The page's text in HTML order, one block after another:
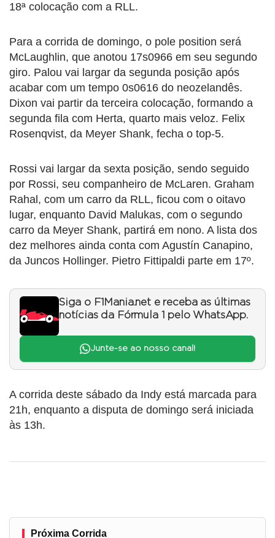
18ª colocação com a RLL.
Para a corrida de domingo, o pole position será
McLaughlin, que anotou 17s0966 em seu segundo
giro. Palou vai largar da segunda posição após
acabar com um tempo 0s0616 do neozelandês.
Dixon vai partir da terceira colocação, formando a
segunda fila com Herta, quarto mais veloz. Felix
Rosenqvist, da Meyer Shank, fecha o top-5.
Rossi vai largar da sexta posição, sendo seguido
por Rossi, seu companheiro de McLaren. Graham
Rahal, com um carro da RLL, ficou com o oitavo
lugar, enquanto David Malukas, com o segundo
carro da Meyer Shank, partirá em nono. A lista dos
dez melhores ainda conta com Agustín Canapino,
da Juncos Hollinger. Pietro Fittipaldi parte em 17º.
Siga o F1Mania.net e receba as últimas
notícias da Fórmula 1 pelo WhatsApp.
Junte-se ao nosso canal!
A corrida deste sábado da Indy está marcada para
21h, enquanto a disputa de domingo será iniciada
às 13h.
Próxima Corrida